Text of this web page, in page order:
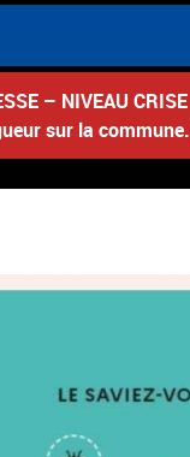
– NIVEAU CRISE
sur la commune.